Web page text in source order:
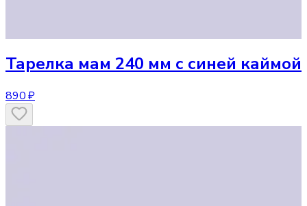
Тарелка мам 240 мм с синей каймой
890 ₽